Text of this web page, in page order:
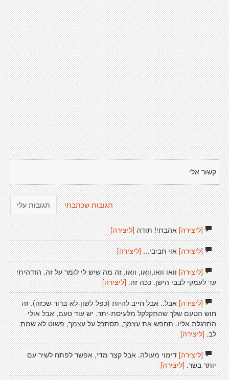
קשור אלי
תגובות עלי תגובות שכתבתי
[ליצירה]אהבתי! תודה [ליצירה]
[ליצירה]אוי חביבי... [ליצירה]
[ליצירה]וואו וואו,וואו, וואו. זה מה שיש לי לומר על זה. הזדהיתי
עד לעמקי לבבי הישן. ככה זה. [ליצירה]
[ליצירה]אבל.. אבל חייב להיות (כפל-לשון-לא-ברור-שכזה). זה
חוש הטעם שלך שהתקלקל מלעיסת-יתר. יש עוד טעם, אבל אולי
התרגלת אליו. תחפש את עצמך, תסתכל על עצמך, פשוט לא שמת
לב. [ליצירה]
[ליצירה]דימוי מעולה. אבל קצר מדי, אפשר לפתח לשיר עם
יותר בשר. [ליצירה]